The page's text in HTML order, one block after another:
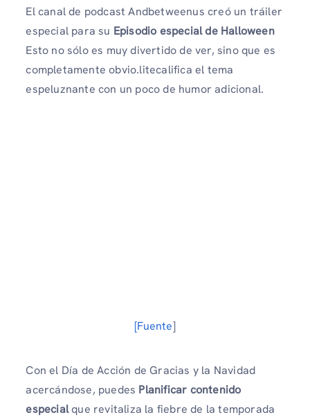
El canal de podcast Andbetweenus creó un tráiler
especial para su Episodio especial de Halloween
Esto no sólo es muy divertido de ver, sino que es
completamente obvio.litecalifica el tema
espeluznante con un poco de humor adicional.
[Fuente]
Con el Día de Acción de Gracias y la Navidad
acercándose, puedes Planificar contenido
especialque revitaliza la fiebre de la temporada